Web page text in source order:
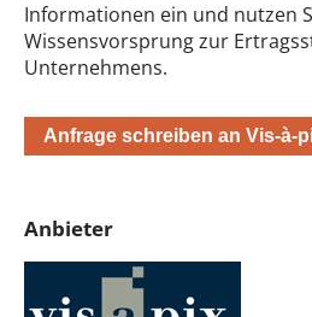
Informationen ein und nutzen
Wissensvorsprung zur
Unternehmens.
Anfrage schreiben an Vis-à-
Anbieter